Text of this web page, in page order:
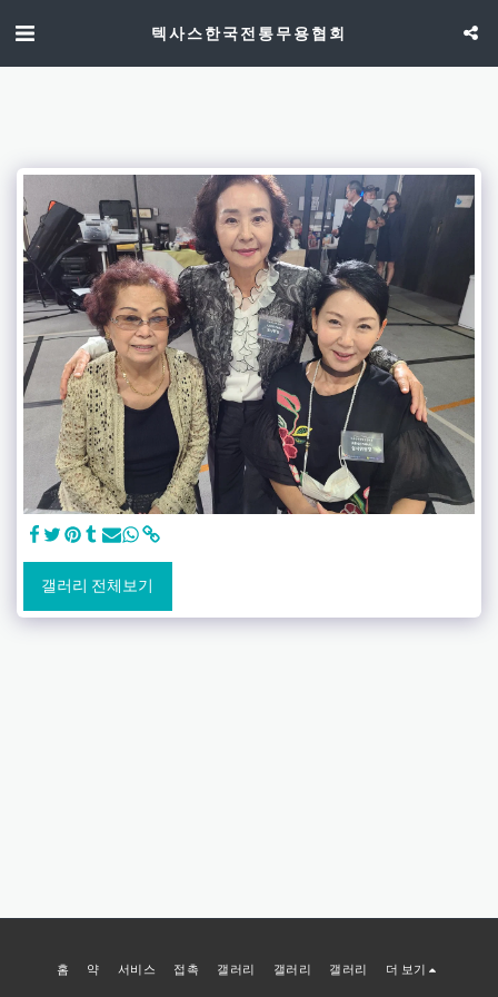
텍사스한국전통무용협회
갤러리 전체보기
홈 약 서비스 접촉 갤러리 갤러리 갤러리 더 보기